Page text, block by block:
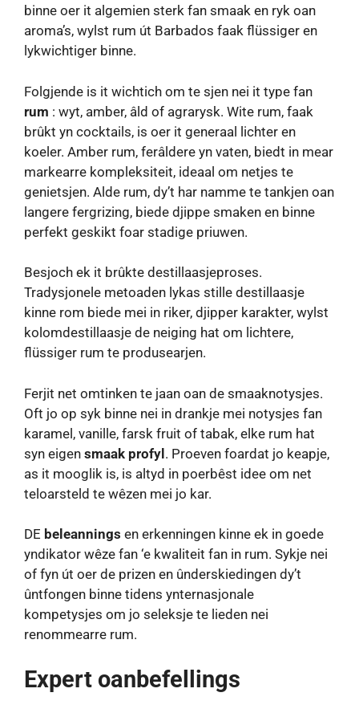
binne oer it algemien sterk fan smaak en ryk oan
aroma’s, wylst rum út Barbados faak flüssiger en
lykwichtiger binne.
Folgjende is it wichtich om te sjen nei it type fan
rum : wyt, amber, âld of agrarysk. Wite rum, faak
brûkt yn cocktails, is oer it generaal lichter en
koeler. Amber rum, ferâldere yn vaten, biedt in mear
markearre kompleksiteit, ideaal om netjes te
genietsjen. Alde rum, dy’t har namme te tankjen oan
langere fergrizing, biede djippe smaken en binne
perfekt geskikt foar stadige priuwen.
Besjoch ek it brûkte destillaasjeproses.
Tradysjonele metoaden lykas stille destillaasje
kinne rom biede mei in riker, djipper karakter, wylst
kolomdestillaasje de neiging hat om lichtere,
flüssiger rum te produsearjen.
Ferjit net omtinken te jaan oan de smaaknotysjes.
Oft jo op syk binne nei in drankje mei notysjes fan
karamel, vanille, farsk fruit of tabak, elke rum hat
syn eigen smaak profyl. Proeven foardat jo keapje,
as it mooglik is, is altyd in poerbêst idee om net
teloarsteld te wêzen mei jo kar.
DE beleannings en erkenningen kinne ek in goede
yndikator wêze fan ‘e kwaliteit fan in rum. Sykje nei
of fyn út oer de prizen en ûnderskiedingen dy’t
ûntfongen binne tidens ynternasjonale
kompetysjes om jo seleksje te lieden nei
renommearre rum.
Expert oanbefellings